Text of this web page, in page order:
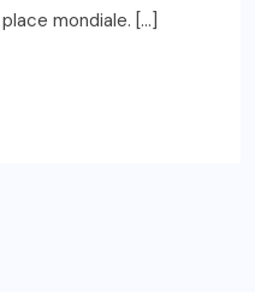
mondiale. […]